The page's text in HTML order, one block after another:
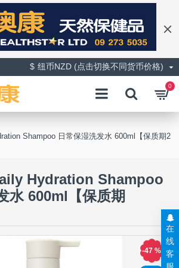
$ 纽币NZD (点击切换不同货币价格)
0
­Shampoo 日常保湿洗发水 600ml【保质期2
Hydration ­Shampoo
水 600ml【保质期
-47 %
在
线
客